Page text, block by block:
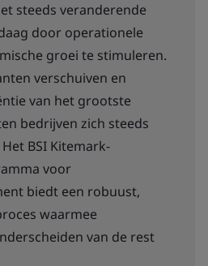
steeds veranderende
door operationele
groei te stimuleren.
verschuiven en
van het grootste
bedrijven zich steeds
BSI Kitemark-
voor
biedt een robuust,
waarmee
van de rest